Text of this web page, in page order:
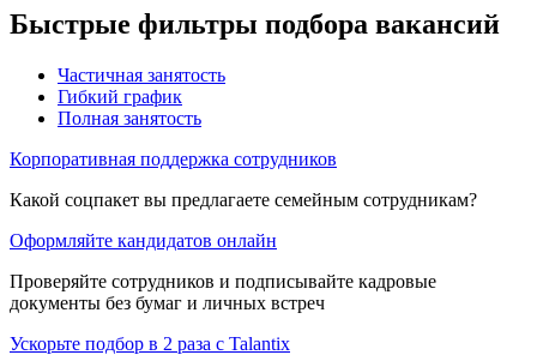
Быстрые фильтры подбора вакансий
Частичная занятость
Гибкий график
Полная занятость
Корпоративная поддержка сотрудников
Какой соцпакет вы предлагаете семейным сотрудникам?
Оформляйте кандидатов онлайн
Проверяйте сотрудников и подписывайте кадровые
документы без бумаг и личных встреч
Ускорьте подбор в 2 раза с Talantix